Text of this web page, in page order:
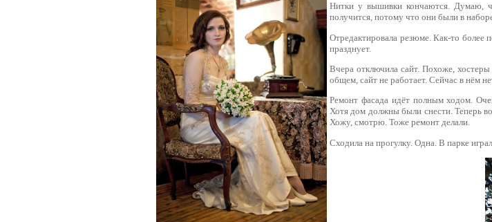
Нитки у вышивки кончаются. Думаю,
получится, потому что они были в
Отредактировала резюме. Как-то более
празднует.
Вчера отключила сайт. Похоже,
общем, сайт не работает. Сейчас в нём
Ремонт фасада идёт полным ходом.
Хотя дом должны были снести. Теперь
Хожу, смотрю. Тоже ремонт делали.
Сходила на прогулку. Одна. В парке